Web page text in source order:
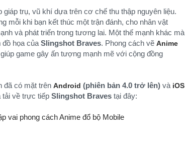
trụ, vũ khí dựa trên cơ chế thu thập nguyên liệu.
mỗi khi bạn kết thúc một trận đánh, cho nhân vật
và phát triển trong tương lai. Một thế mạnh khác mà
đồ họa của Slingshot Braves. Phong cách vẽ Anime
game gây ấn tượng mạnh mẽ với cộng đồng
đã có mặt trên Android (phiên bản 4.0 trở lên) và iOS
tải về trực tiếp Slingshot Braves tại đây: